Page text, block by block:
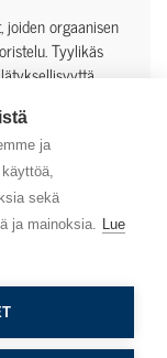
ja
sekä
ja mainoksia. Lue
orgaanisen
Tyylikäs